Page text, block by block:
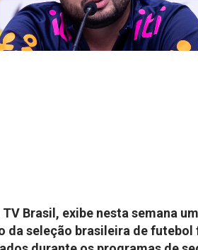
TV Brasil, exibe nesta semana
da seleção brasileira de futebol